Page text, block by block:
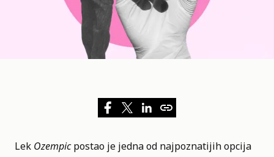
Lek Ozempicpostao je jedna od najpoznatijih opcija